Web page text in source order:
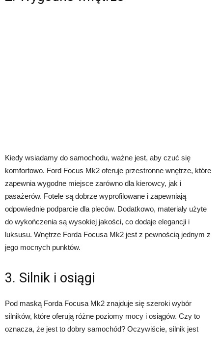
Kiedy wsiadamy do samochodu, ważne jest, aby czuć się
komfortowo. Ford Focus Mk2 oferuje przestronne wnętrze, które
zapewnia wygodne miejsce zarówno dla kierowcy, jak i
pasażerów. Fotele są dobrze wyprofilowane i zapewniają
odpowiednie podparcie dla pleców. Dodatkowo, materiały użyte
do wykończenia są wysokiej jakości, co dodaje elegancji i
luksusu. Wnętrze Forda Focusa Mk2 jest z pewnością jednym z
jego mocnych punktów.
3. Silnik i osiągi
Pod maską Forda Focusa Mk2 znajduje się szeroki wybór
silników, które oferują różne poziomy mocy i osiągów. Czy to
oznacza, że jest to dobry samochód? Oczywiście, silnik jest